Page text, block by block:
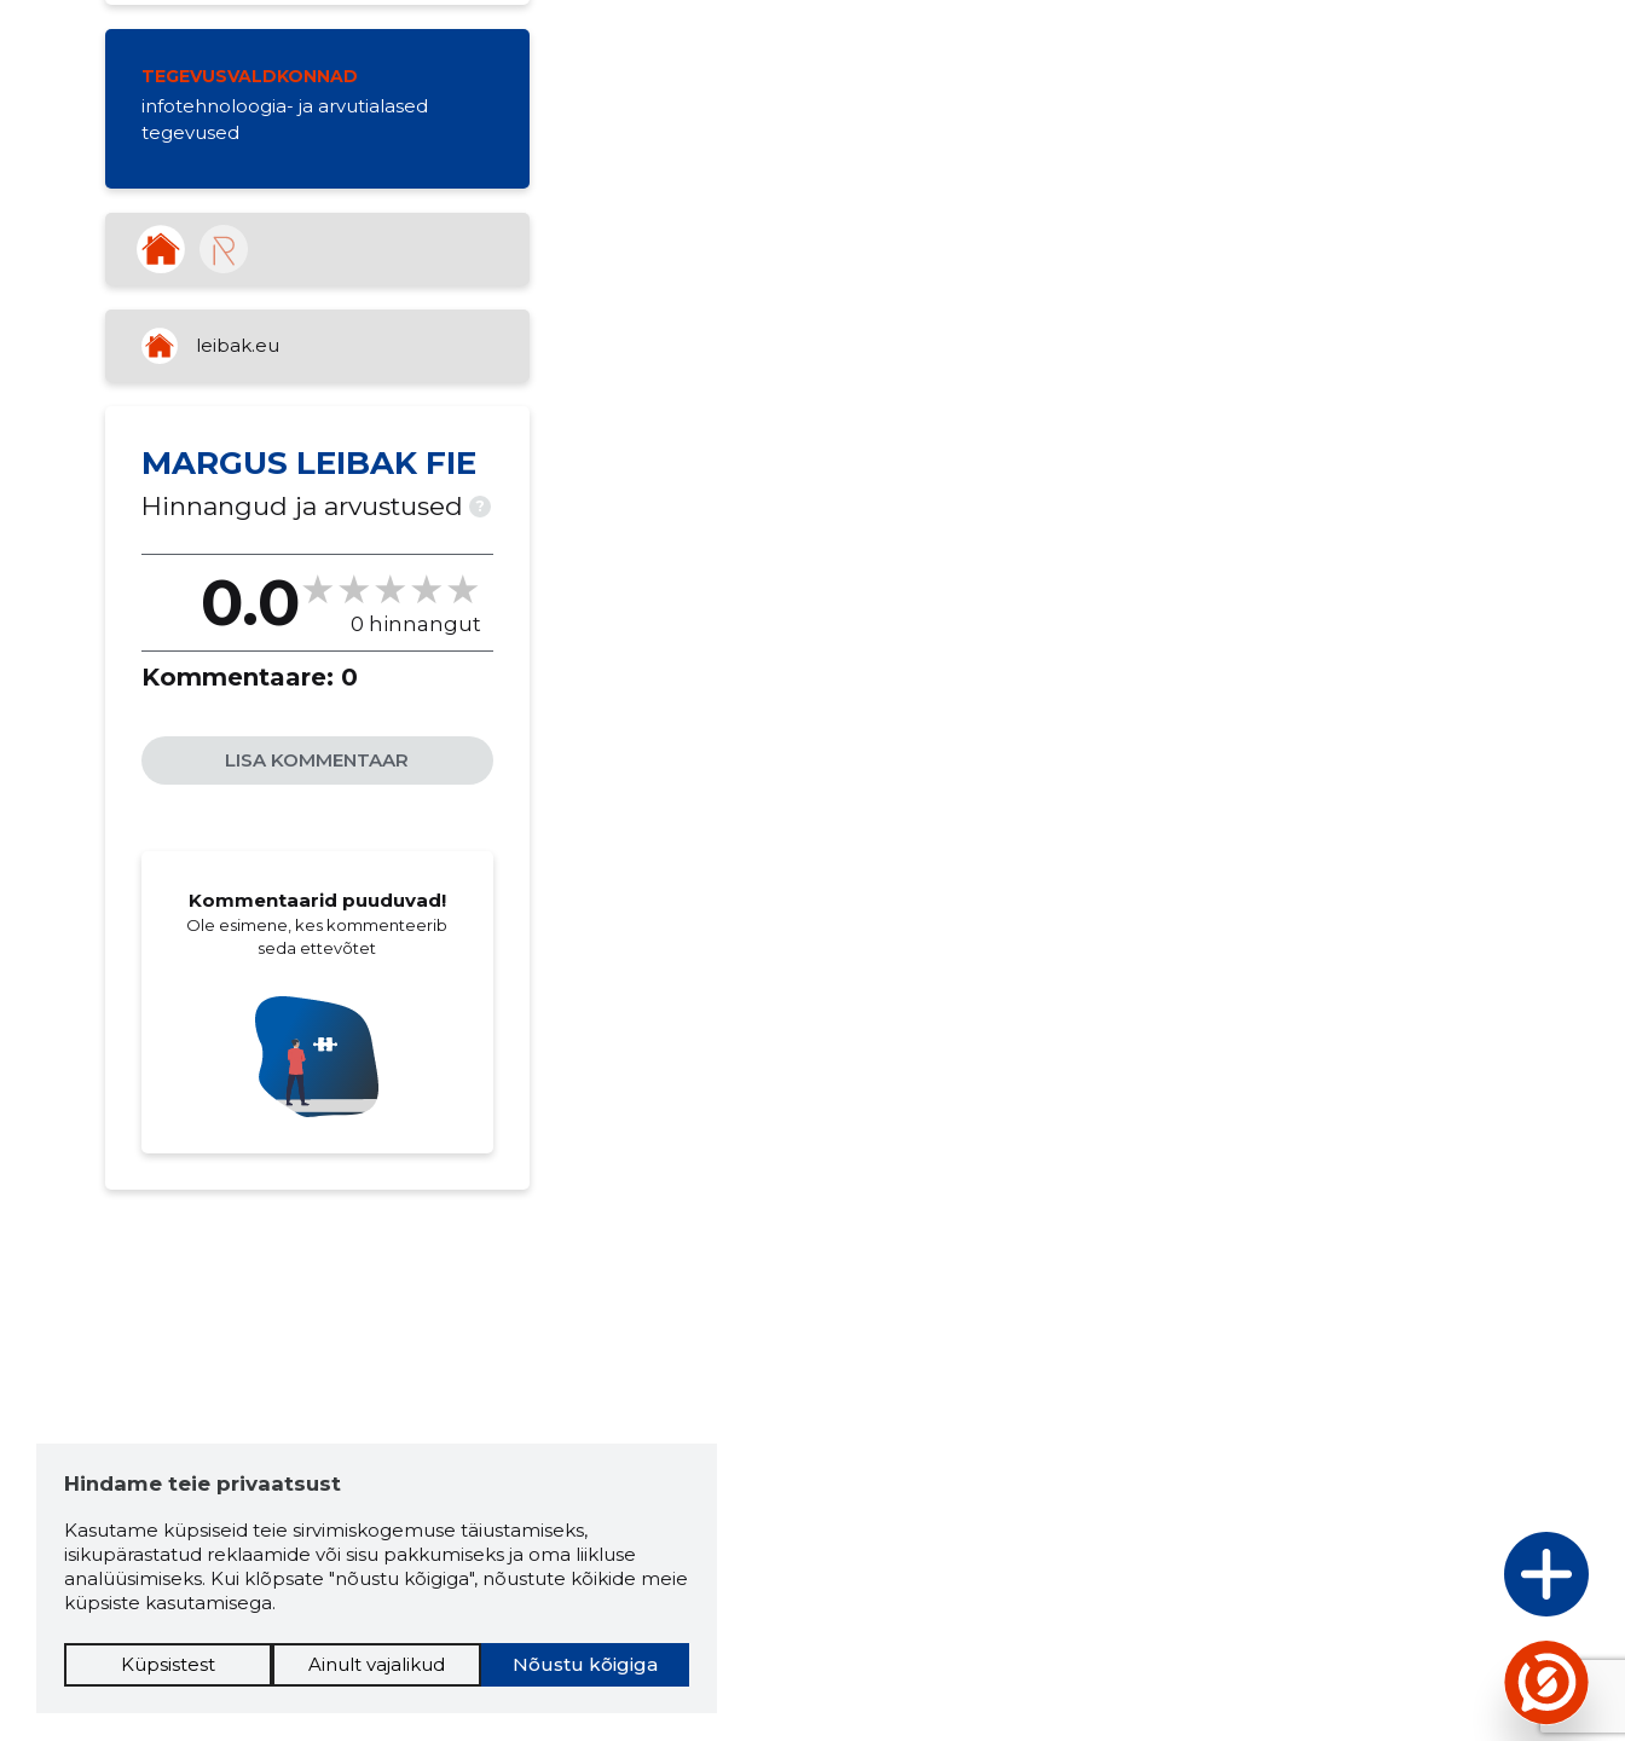
TEGEVUSVALDKONNAD
infotehnoloogia- ja arvutialased
tegevused
leibak.eu
MARGUS LEIBAK FIE
Hinnangud ja arvustused ?
0.0 0 hinnangut
Kommentaare: 0
LISA KOMMENTAAR
Kommentaarid puuduvad!
Ole esimene, kes kommenteerib
seda ettevõtet
Hindame teie privaatsust
Kasutame küpsiseid teie sirvimiskogemuse täiustamiseks,
isikupärastatud reklaamide või sisu pakkumiseks ja oma liikluse
analüüsimiseks. Kui klõpsate "nõustu kõigiga", nõustute kõikide meie
küpsiste kasutamisega.
Nõustu kõigiga
Küpsistest Ainult vajalikud